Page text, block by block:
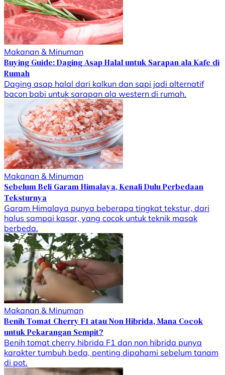
Makanan & Minuman
Buying Guide: Daging Asap Halal untuk Sarapan ala Kafe di
Rumah
Daging asap halal dari kalkun dan sapi jadi alternatif
bacon babi untuk sarapan ala western di rumah.
Makanan & Minuman
Sebelum Beli Garam Himalaya, Kenali Dulu Perbedaan
Teksturnya
Garam Himalaya punya beberapa tingkat tekstur, dari
halus sampai kasar, yang cocok untuk teknik masak
berbeda.
Makanan & Minuman
Benih Tomat Cherry F1 atau Non Hibrida, Mana Cocok
untuk Pekarangan Sempit?
Benih tomat cherry hibrida F1 dan non hibrida punya
karakter tumbuh beda, penting dipahami sebelum tanam
di pot.